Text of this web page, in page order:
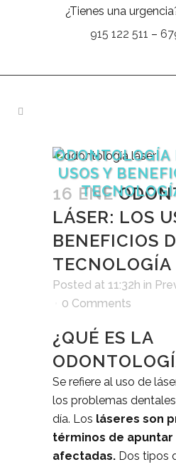
¿Tienes una
915 122 511 –
ODONTOLOGÍA
USOS Y
16 ENE
LÁSER: LOS
BENEFICIOS
TECNOLOGÍA
Posted at 11:32h in
0 Comments
¿QUÉ ES LA
Se refiere al uso de
los problemas
día. Los láseres son
términos de apuntar
afectadas. Dos tipos